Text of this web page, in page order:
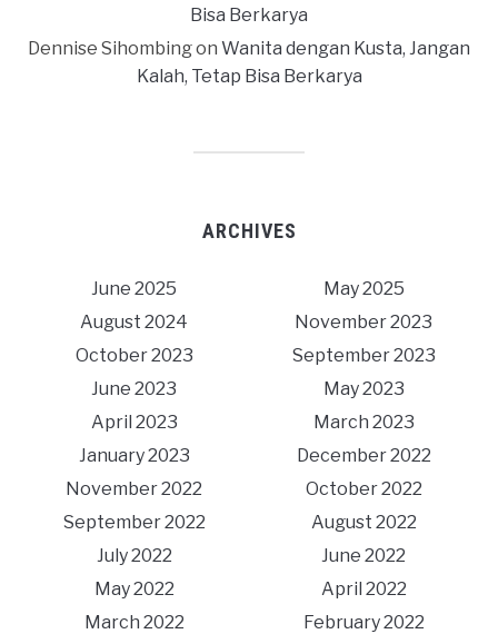
Bisa Berkarya
Dennise Sihombingon Wanita dengan Kusta, Jangan
Kalah, Tetap Bisa Berkarya
ARCHIVES
June 2025
May 2025
August 2024
November 2023
October 2023
September 2023
June 2023
May 2023
April 2023
March 2023
January 2023
December 2022
November 2022
October 2022
September 2022
August 2022
July 2022
June 2022
May 2022
April 2022
March 2022
February 2022